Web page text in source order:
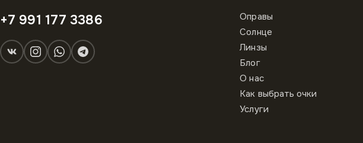
+7 991 177 3386
Оправы
Солнце
Линзы
Блог
О нас
Как выбрать очки
Услуги